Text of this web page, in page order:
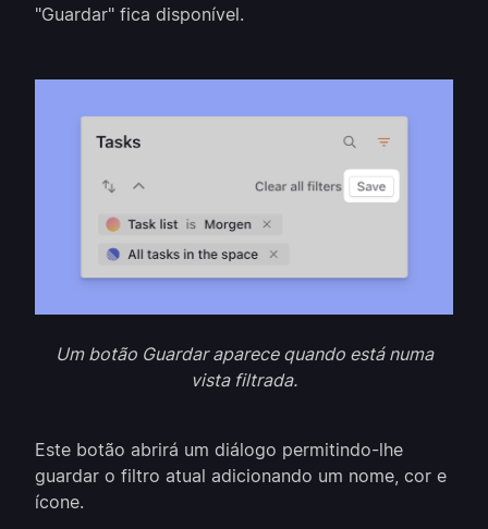
"Guardar" fica disponível.
Um botão Guardar aparece quando está numa
vista filtrada.
Este botão abrirá um diálogo permitindo-lhe
guardar o filtro atual adicionando um nome, cor e
ícone.